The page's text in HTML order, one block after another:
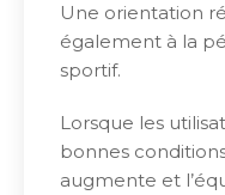
Une orientation
également à la
sportif.
Lorsque les
bonnes
augmente et